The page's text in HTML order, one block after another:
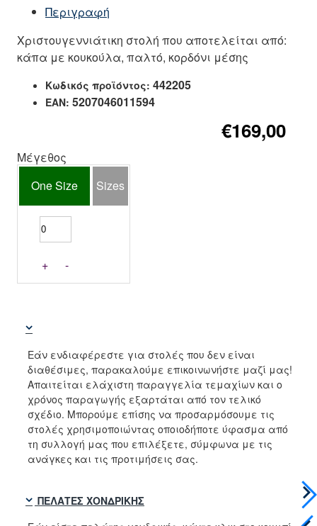
Περιγραφή
Χριστουγεννιάτικη στολή που αποτελείται από:
κάπα με κουκούλα, παλτό, κορδόνι μέσης
Κωδικός προϊόντος: 442205
EAN: 5207046011594
€169,00
Μέγεθος
One Size
Sizes
+ -
Εάν ενδιαφέρεστε για στολές που δεν είναι
διαθέσιμες, παρακαλούμε επικοινωνήστε μαζί μας!
Απαιτείται ελάχιστη παραγγελία τεμαχίων και ο
χρόνος παραγωγής εξαρτάται από τον τελικό
σχέδιο. Μπορούμε επίσης να προσαρμόσουμε τις
στολές χρησιμοποιώντας οποιοδήποτε ύφασμα από
τη συλλογή μας που επιλέξετε, σύμφωνα με τις
ανάγκες και τις προτιμήσεις σας.
ΠΕΛΆΤΕΣ ΧΟΝΔΡΙΚΉΣ